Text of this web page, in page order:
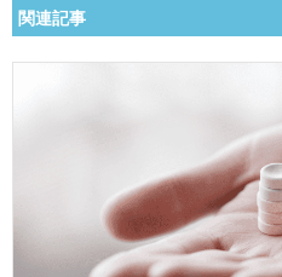
関連記事